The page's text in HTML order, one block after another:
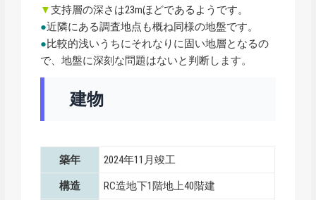
▼支持層の深さは23mほどであるようです。
●近隣にある調査地点も概ね同様の地盤です。
●比較的浅いうちにそれなりに固い地層となるの
で、地盤に深刻な問題はないと判断します。
建物
築年 2024年11月竣工
構造 RC造地下1階地上40階建